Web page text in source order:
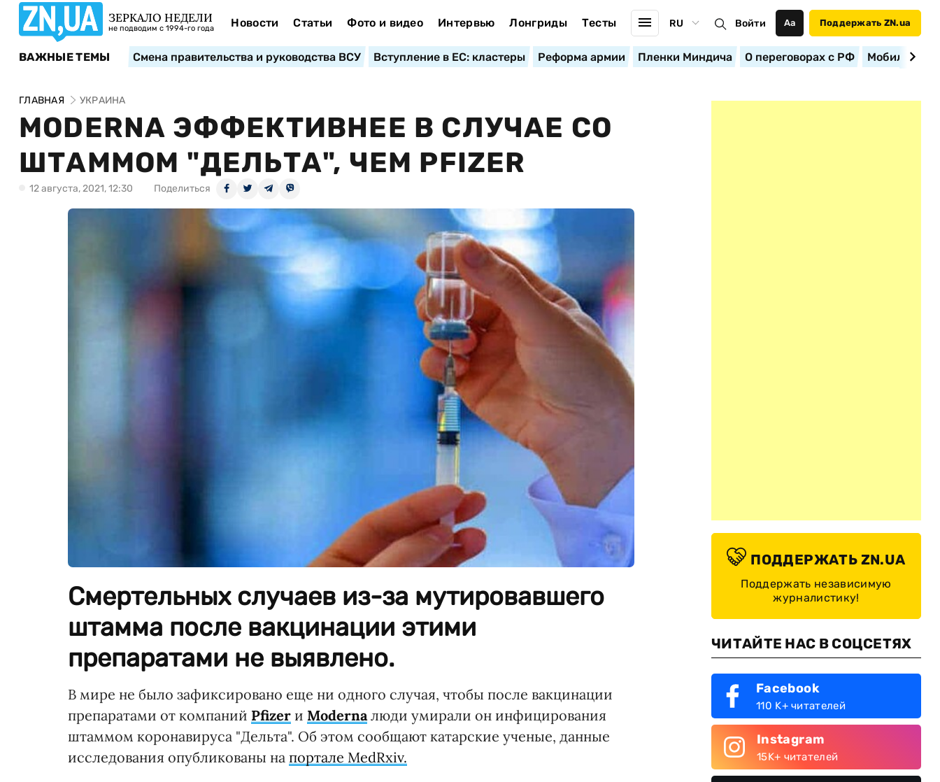
ЗЕРКАЛО НЕДЕЛИ
не подводим с 1994-го года Новости Статьи Фото и видео Интервью Лонгриды Тесты RU Войти Аа Поддержать ZN.ua
ВАЖНЫЕ ТЕМЫ Смена правительства и руководства ВСУ Вступление в ЕС: кластеры Реформа армии Пленки Миндича О переговорах с РФ
ГЛАВНАЯ УКРАИНА
MODERNA ЭФФЕКТИВНЕЕ В СЛУЧАЕ СО
ШТАММОМ "ДЕЛЬТА", ЧЕМ PFIZER
12 августа, 2021, 12:30 Поделиться
Смертельных случаев из-за мутировавшего
штамма после вакцинации этими
препаратами не выявлено.
В мире не было зафиксировано еще ни одного случая, чтобы после вакцинации
препаратами от компаний Pfizer и Modernaлюди умирали он инфицирования
штаммом коронавируса "Дельта". Об этом сообщают катарские ученые, данные
исследования опубликованы на портале MedRxiv.
ПОДДЕРЖАТЬ ZN.UA
Поддержать независимую
журналистику!
ЧИТАЙТЕ НАС В СОЦСЕТЯХ
Facebook
110 K+ читателей
Instagram
15K+ читателей